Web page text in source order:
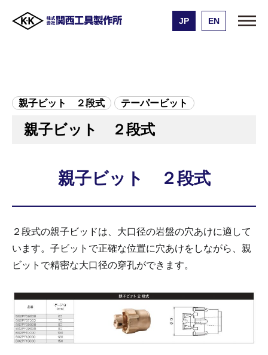
JP EN
親子ビット ２段式 テーパービット
親子ビット ２段式
親子ビット ２段式
２段式の親子ビッドは、大口径の岩盤の穴あけに適して
います。子ビットで正確な位置に穴あけをしながら、親
ビットで精密な大口径の穿孔ができます。